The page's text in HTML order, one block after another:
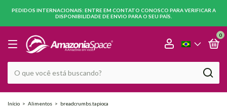
PEDIDOS INTERNACIONAIS: ENTRE EM CONTATO CONOSCO PARA VERIFICAR A
DISPONIBILIDADE DE ENVIO PARA O SEU PAÍS.
0
Início > Alimentos > breadcrumbs.tapioca